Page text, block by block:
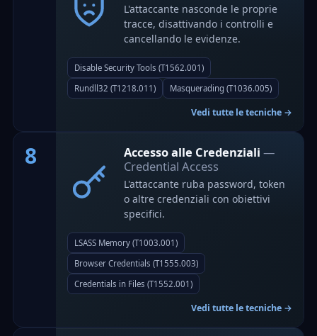
8 Accesso alle Credenziali —
Credential Access
L'attaccante ruba password, token
o altre credenziali con obiettivi
specifici.
LSASS Memory (T1003.001)
Browser Credentials (T1555.003)
Credentials in Files (T1552.001)
Vedi tutte le tecniche →
L'attaccante nasconde le proprie
tracce, disattivando i controlli e
cancellando le evidenze.
Disable Security Tools (T1562.001)
Rundll32 (T1218.011)
Masquerading (T1036.005)
Vedi tutte le tecniche →